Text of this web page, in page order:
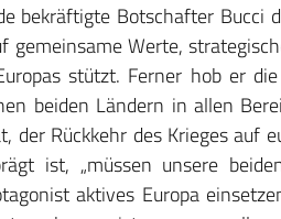
bekräftigte Botschafter Bucci
gemeinsame Werte,
stützt. Ferner hob er
beiden Ländern in allen
der Rückkehr des Krieges auf
ist, „müssen unsere
aktives Europa